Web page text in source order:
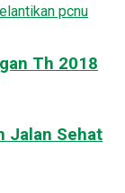
pcnu
Th 2018
Jalan Sehat